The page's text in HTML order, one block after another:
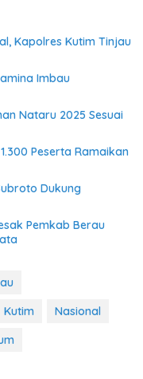
Kapolres Kutim Tinjau
Imbau
Nataru 2025 Sesuai
Peserta Ramaikan
Dukung
Pemkab Berau
Kutim
Nasional